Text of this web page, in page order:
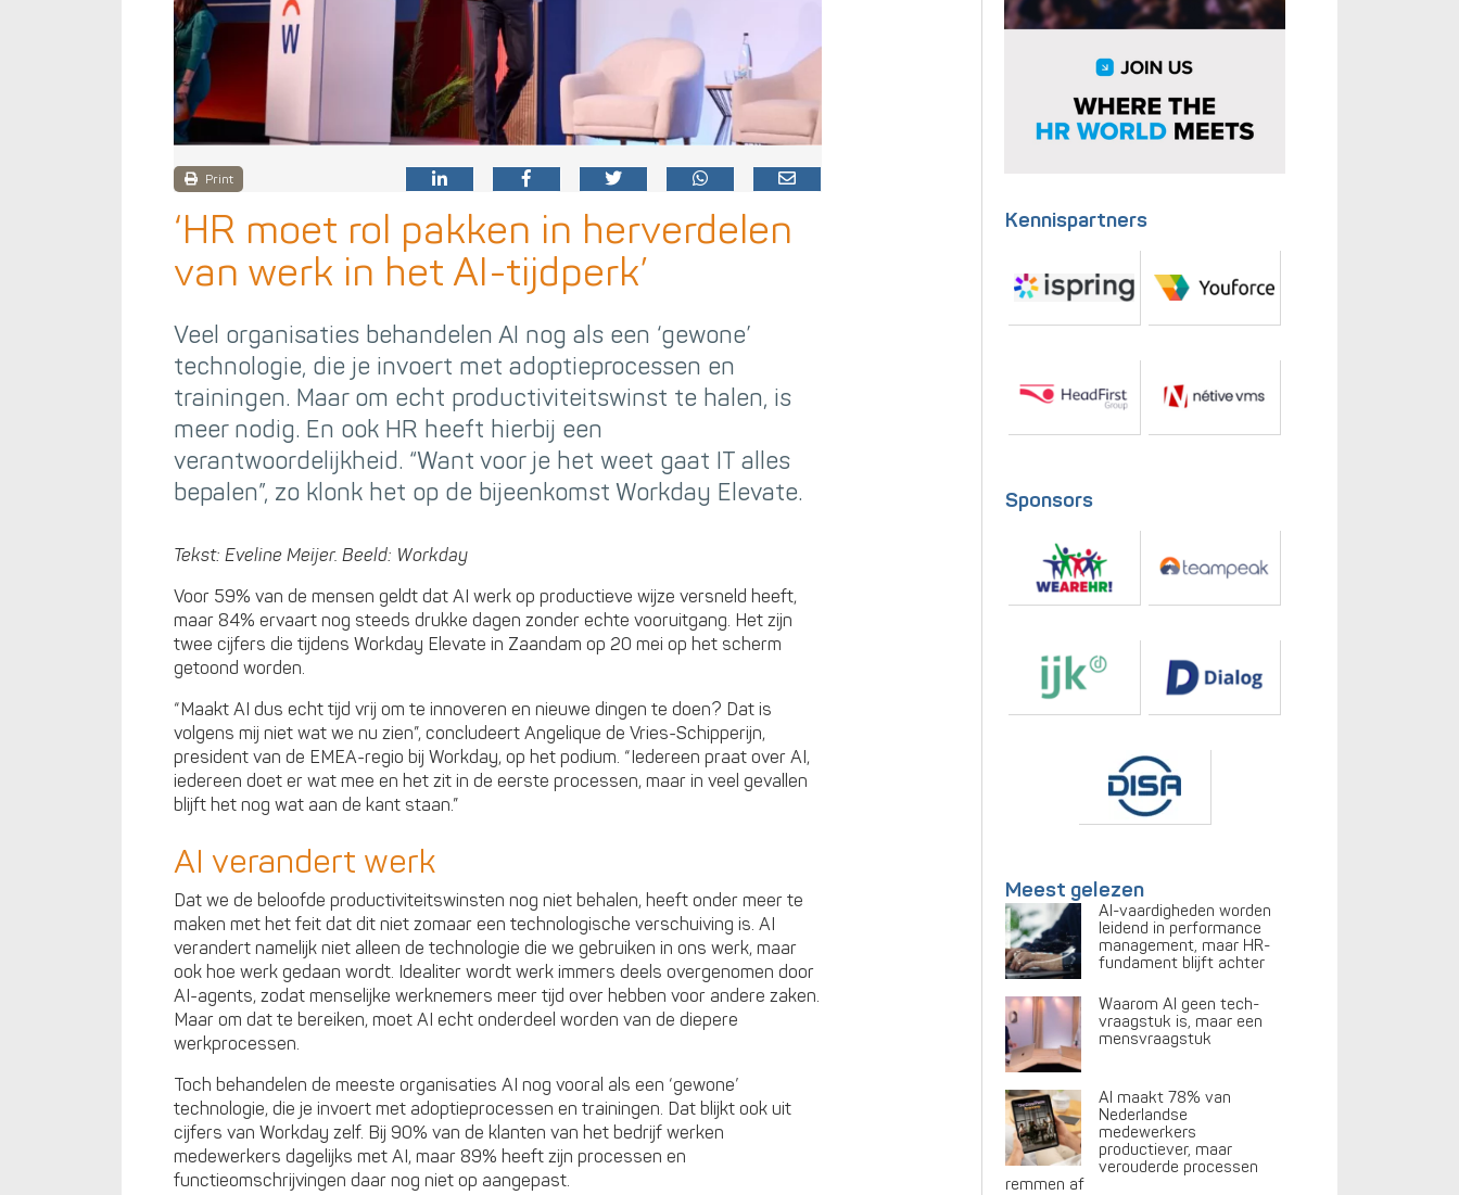
Print
‘HR moet rol pakken in herverdelen
van werk in het AI-tijdperk’
Veel organisaties behandelen AI nog als een ‘gewone’
technologie, die je invoert met adoptieprocessen en
trainingen. Maar om echt productiviteitswinst te halen, is
meer nodig. En ook HR heeft hierbij een
verantwoordelijkheid. “Want voor je het weet gaat IT alles
bepalen”, zo klonk het op de bijeenkomst Workday Elevate.
Tekst: Eveline Meijer. Beeld: Workday
Voor 59% van de mensen geldt dat AI werk op productieve wijze versneld heeft,
maar 84% ervaart nog steeds drukke dagen zonder echte vooruitgang. Het zijn
twee cijfers die tijdens Workday Elevate in Zaandam op 20 mei op het scherm
getoond worden.
“Maakt AI dus echt tijd vrij om te innoveren en nieuwe dingen te doen? Dat is
volgens mij niet wat we nu zien”, concludeert Angelique de Vries-Schipperijn,
president van de EMEA-regio bij Workday, op het podium. “Iedereen praat over AI,
iedereen doet er wat mee en het zit in de eerste processen, maar in veel gevallen
blijft het nog wat aan de kant staan.”
AI verandert werk
Dat we de beloofde productiviteitswinsten nog niet behalen, heeft onder meer te
maken met het feit dat dit niet zomaar een technologische verschuiving is. AI
verandert namelijk niet alleen de technologie die we gebruiken in ons werk, maar
ook hoe werk gedaan wordt. Idealiter wordt werk immers deels overgenomen door
AI-agents, zodat menselijke werknemers meer tijd over hebben voor andere zaken.
Maar om dat te bereiken, moet AI echt onderdeel worden van de diepere
werkprocessen.
Toch behandelen de meeste organisaties AI nog vooral als een ‘gewone’
technologie, die je invoert met adoptieprocessen en trainingen. Dat blijkt ook uit
cijfers van Workday zelf. Bij 90% van de klanten van het bedrijf werken
medewerkers dagelijks met AI, maar 89% heeft zijn processen en
functieomschrijvingen daar nog niet op aangepast.
Kennispartners
Sponsors
Meest gelezen
AI-vaardigheden worden
leidend in performance
management, maar HR-
fundament blijft achter
Waarom AI geen tech-
vraagstuk is, maar een
mensvraagstuk
AI maakt 78% van
Nederlandse
medewerkers
productiever, maar
verouderde processen
remmen af